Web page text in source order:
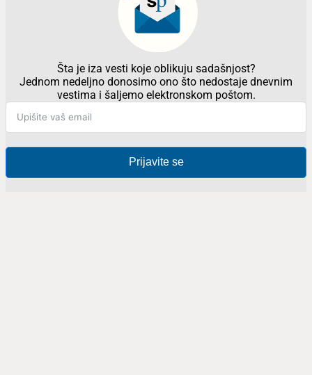
Šta je iza vesti koje oblikuju sadašnjost?
Jednom nedeljno donosimo ono što nedostaje dnevnim
vestima i šaljemo elektronskom poštom.
Prijavite se